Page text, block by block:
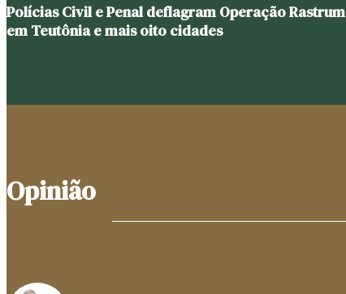
Polícias Civil e Penal deflagram Operação Rastrum
em Teutônia e mais oito cidades
Opinião